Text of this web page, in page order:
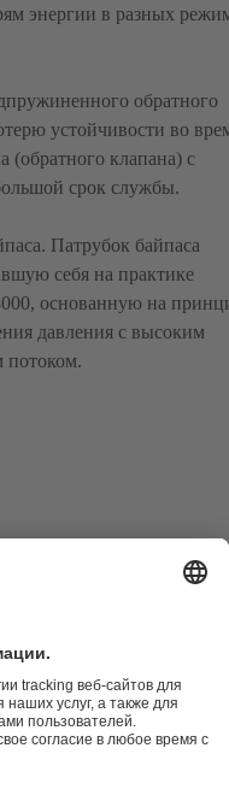
энергии в разных
обратного
устойчивости во
(обратного клапана) с
срок службы.
Патрубок байпаса
себя на практике
основанную на
давления с высоким
потоком.